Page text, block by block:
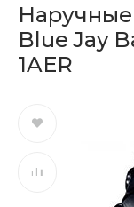
Blue Jay
1AER